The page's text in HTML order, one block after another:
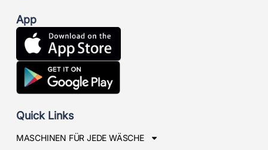
App
Quick Links
MASCHINEN FÜR JEDE WÄSCHE